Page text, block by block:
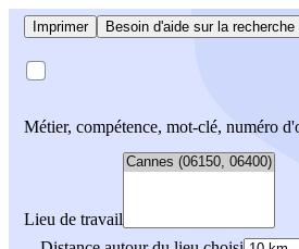
Imprimer Besoin d'aide sur la
Métier, compétence, mot-clé, numéro
Lieu de travail